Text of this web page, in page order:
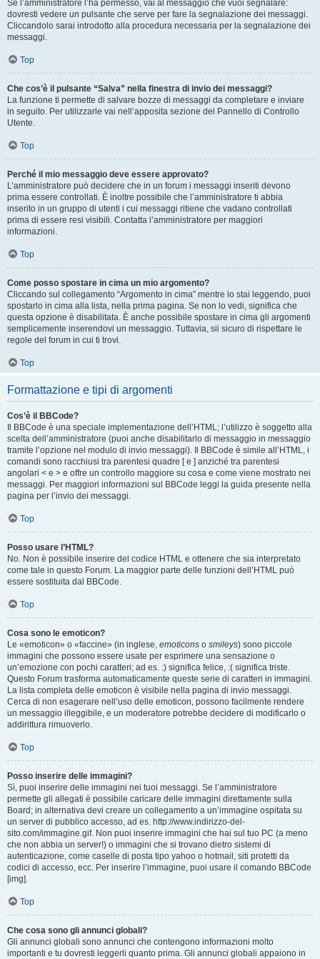
Se l’amministratore l’ha permesso, vai al messaggio che vuoi segnalare:
dovresti vedere un pulsante che serve per fare la segnalazione dei messaggi.
Cliccandolo sarai introdotto alla procedura necessaria per la segnalazione dei
messaggi.
Top
Che cos’è il pulsante “Salva” nella finestra di invio dei messaggi?
La funzione ti permette di salvare bozze di messaggi da completare e inviare
in seguito. Per utilizzarle vai nell’apposita sezione del Pannello di Controllo
Utente.
Top
Perché il mio messaggio deve essere approvato?
L’amministratore può decidere che in un forum i messaggi inseriti devono
prima essere controllati. È inoltre possibile che l’amministratore ti abbia
inserito in un gruppo di utenti i cui messaggi ritiene che vadano controllati
prima di essere resi visibili. Contatta l’amministratore per maggiori
informazioni.
Top
Come posso spostare in cima un mio argomento?
Cliccando sul collegamento “Argomento in cima” mentre lo stai leggendo, puoi
spostarlo in cima alla lista, nella prima pagina. Se non lo vedi, significa che
questa opzione è disabilitata. È anche possibile spostare in cima gli argomenti
semplicemente inserendovi un messaggio. Tuttavia, sii sicuro di rispettare le
regole del forum in cui ti trovi.
Top
Formattazione e tipi di argomenti
Cos’è il BBCode?
Il BBCode è una speciale implementazione dell’HTML; l’utilizzo è soggetto alla
scelta dell’amministratore (puoi anche disabilitarlo di messaggio in messaggio
tramite l’opzione nel modulo di invio messaggi). Il BBCode è simile all’HTML, i
comandi sono racchiusi tra parentesi quadre [ e ] anziché tra parentesi
angolari < e > e offre un controllo maggiore su cosa e come viene mostrato nei
messaggi. Per maggiori informazioni sul BBCode leggi la guida presente nella
pagina per l’invio dei messaggi.
Top
Posso usare l’HTML?
No. Non è possibile inserire del codice HTML e ottenere che sia interpretato
come tale in questo Forum. La maggior parte delle funzioni dell’HTML può
essere sostituita dal BBCode.
Top
Cosa sono le emoticon?
Le «emoticon» o «faccine» (in inglese, emoticons o smileys) sono piccole
immagini che possono essere usate per esprimere una sensazione o
un’emozione con pochi caratteri; ad es. :) significa felice, :( significa triste.
Questo Forum trasforma automaticamente queste serie di caratteri in immagini.
La lista completa delle emoticon è visibile nella pagina di invio messaggi.
Cerca di non esagerare nell’uso delle emoticon, possono facilmente rendere
un messaggio illeggibile, e un moderatore potrebbe decidere di modificarlo o
addirittura rimuoverlo.
Top
Posso inserire delle immagini?
Sì, puoi inserire delle immagini nei tuoi messaggi. Se l’amministratore
permette gli allegati è possibile caricare delle immagini direttamente sulla
Board; in alternativa devi creare un collegamento a un’immagine ospitata su
un server di pubblico accesso, ad es. http://www.indirizzo-del-
sito.com/immagine.gif. Non puoi inserire immagini che hai sul tuo PC (a meno
che non abbia un server!) o immagini che si trovano dietro sistemi di
autenticazione, come caselle di posta tipo yahoo o hotmail, siti protetti da
codici di accesso, ecc. Per inserire l’immagine, puoi usare il comando BBCode
[img].
Top
Che cosa sono gli annunci globali?
Gli annunci globali sono annunci che contengono informazioni molto
importanti e tu dovresti leggerli quanto prima. Gli annunci globali appaiono in